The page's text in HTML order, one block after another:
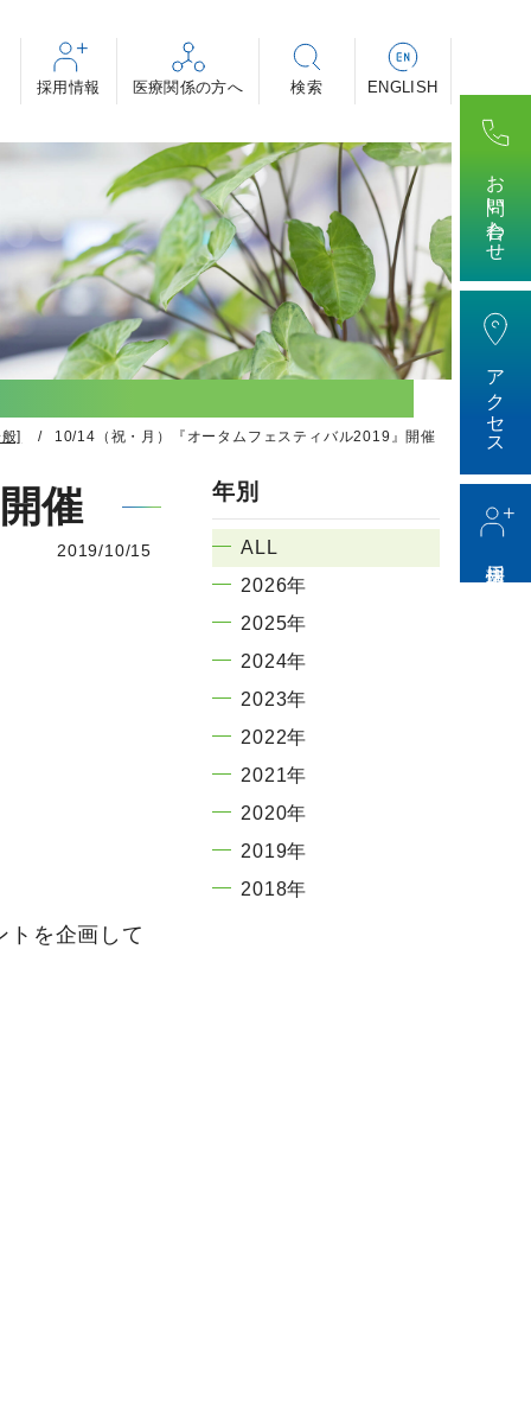
する医療の話～」
採用情報
お問い合わせ
アクセス
] 10/14（祝・月）『オータムフェスティバル2019』開催
催
2019/10/15
トを企画して
年別
ALL
2026年
2025年
2024年
2023年
2022年
2021年
2020年
2019年
2018年